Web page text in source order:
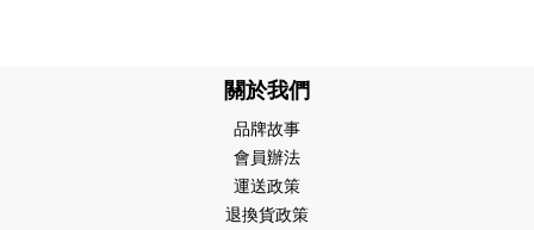
關於我們
品牌故事
會員辦法
運送政策
退換貨政策